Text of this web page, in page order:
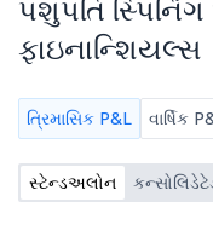
પશુપતિ
ફાઇનાન્શિયલ્સ
ત્રિમાસિક P&L વાર્ષિક
સ્ટેન્ડઅલોન